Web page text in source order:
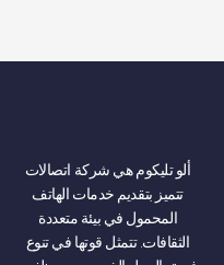
ألو تليكوم هي شركة اتصالات
تتميز بتقديم خدمات الهاتف
المحمول في بيئة متعددة
الثقافات. تتمثل قوتها في تنوع